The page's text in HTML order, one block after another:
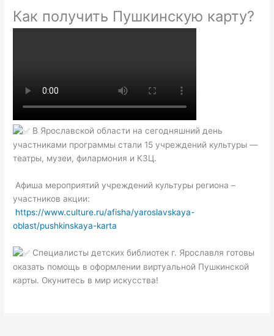
Как получить Пушкинскую карту?
В Ярославской области на сегодняшний день
участниками программы стали 15 учреждений культуры —
театры, музеи, филармония и КЗЦ.
Афиша мероприятий учреждений культуры региона –
участников акции:
https://www.culture.ru/afisha/yaroslavskaya-
oblast/pushkinskaya-karta
Специалисты детских библиотек г. Ярославля готовы
оказать помощь в оформлении виртуальной Пушкинской
карты. Окунитесь в мир искусства!